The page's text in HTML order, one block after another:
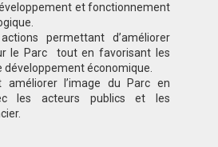
et fonctionnement
permettant d’améliorer
le Parc tout en favorisant les
économique.
l’image du Parc en
les acteurs publics et les